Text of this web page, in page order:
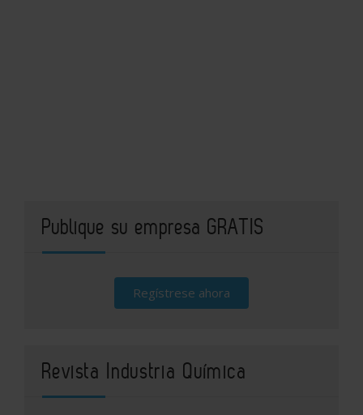
Publique su empresa GRATIS
Regístrese ahora
Revista Industria Química